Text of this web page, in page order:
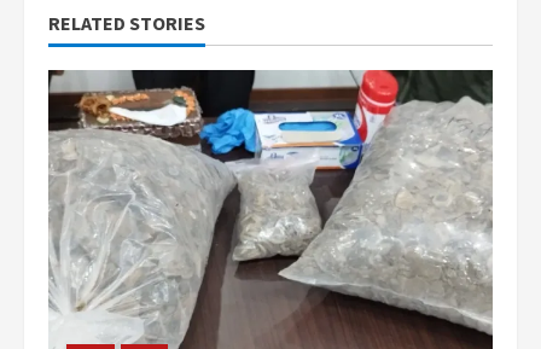
e
R
e
a
d
i
n
RELATED STORIES